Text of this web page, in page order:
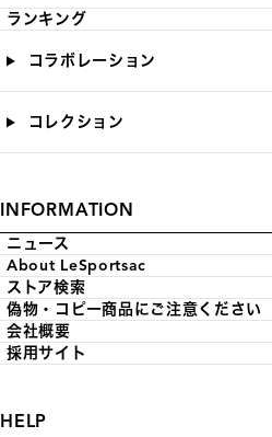
ランキング
コラボレーション
コレクション
INFORMATION
ニュース
About LeSportsac
ストア検索
偽物・コピー商品にご注意ください
会社概要
採用サイト
HELP